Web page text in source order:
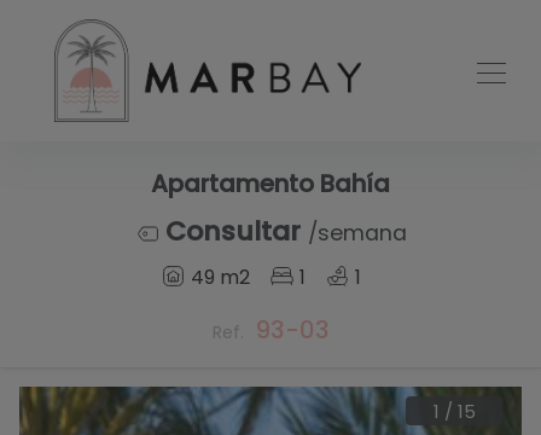
Apartamento Bahía
Consultar /semana
49 m2 1 1
Ref. 93-03
1 / 15